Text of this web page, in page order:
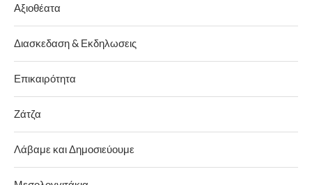
Αξιοθέατα
Διασκεδαση & Εκδηλωσεις
Επικαιρότητα
Ζάτζα
Λάβαμε και Δημοσιεύουμε